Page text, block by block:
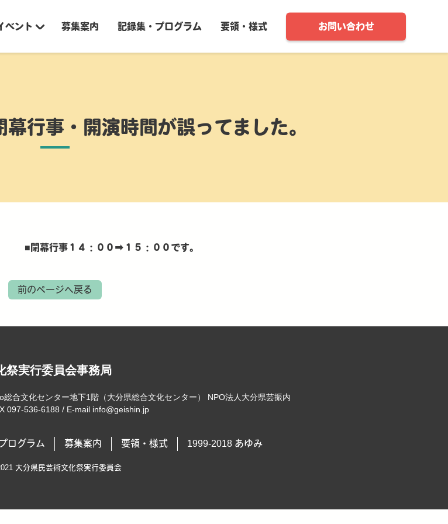
ベント 募集案内 記録集・プログラム 要領・様式 お問い合わせ
行事・開演時間が誤ってました。
■閉幕行事１４：００➡１５：００です。
前のページへ戻る
祭実行委員会事務局
総合文化センター地下1階（大分県総合文化センター） NPO法人大分県芸振内
097-536-6188 / E-mail info@geishin.jp
ログラム 募集案内 要領・様式 1999-2018 あゆみ
大分県民芸術文化祭実行委員会